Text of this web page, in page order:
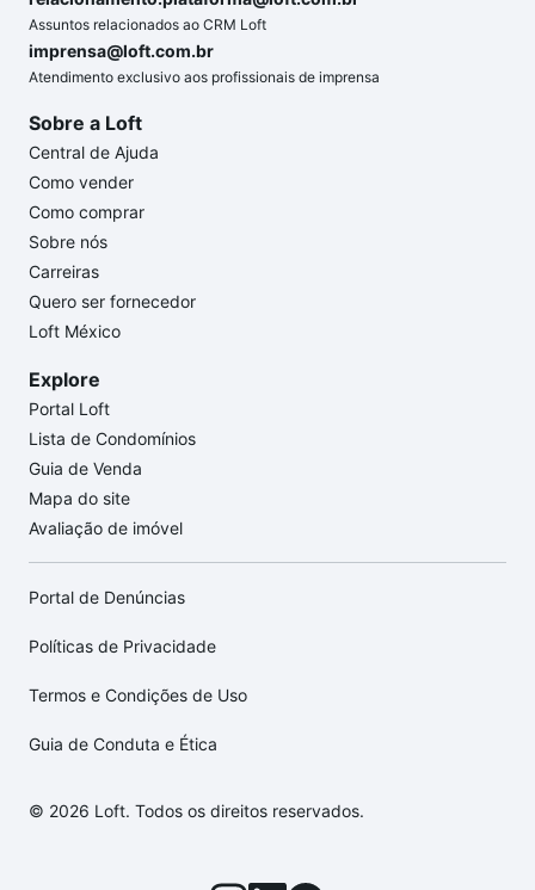
Assuntos relacionados ao CRM Loft
imprensa@loft.com.br
Atendimento exclusivo aos profissionais de imprensa
Sobre a Loft
Central de Ajuda
Como vender
Como comprar
Sobre nós
Carreiras
Quero ser fornecedor
Loft México
Explore
Portal Loft
Lista de Condomínios
Guia de Venda
Mapa do site
Avaliação de imóvel
Portal de Denúncias
Políticas de Privacidade
Termos e Condições de Uso
Guia de Conduta e Ética
© 2026 Loft. Todos os direitos reservados.